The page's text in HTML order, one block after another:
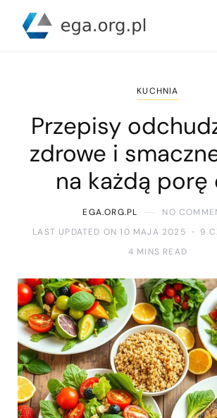
KUCHNIA
Przepisy
zdrowe i
na każdą porę
EGA.ORG.PL
NO
LAST UPDATED ON 10 MAJA 2025
9
4 MINS READ